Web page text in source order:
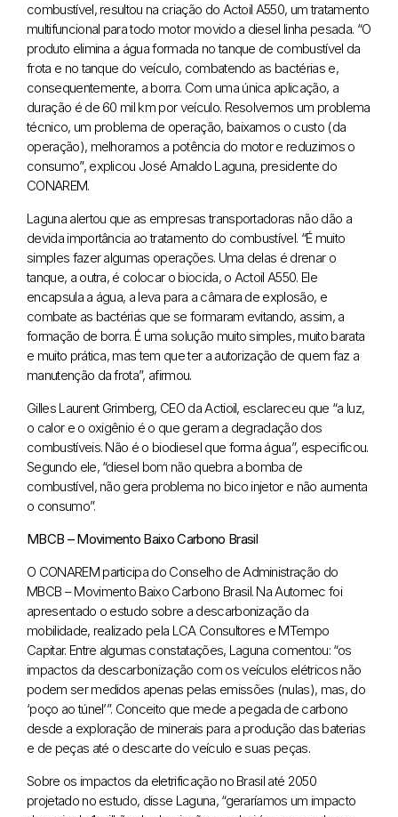
combustível, resultou na criação do Actoil A550, um tratamento
multifuncional para todo motor movido a diesel linha pesada. “O
produto elimina a água formada no tanque de combustível da
frota e no tanque do veículo, combatendo as bactérias e,
consequentemente, a borra. Com uma única aplicação, a
duração é de 60 mil km por veículo. Resolvemos um problema
técnico, um problema de operação, baixamos o custo (da
operação), melhoramos a potência do motor e reduzimos o
consumo”, explicou José Arnaldo Laguna, presidente do
CONAREM.
Laguna alertou que as empresas transportadoras não dão a
devida importância ao tratamento do combustível. “É muito
simples fazer algumas operações. Uma delas é drenar o
tanque, a outra, é colocar o biocida, o Actoil A550. Ele
encapsula a água, a leva para a câmara de explosão, e
combate as bactérias que se formaram evitando, assim, a
formação de borra. É uma solução muito simples, muito barata
e muito prática, mas tem que ter a autorização de quem faz a
manutenção da frota”, afirmou.
Gilles Laurent Grimberg, CEO da Actioil, esclareceu que “a luz,
o calor e o oxigênio é o que geram a degradação dos
combustíveis. Não é o biodiesel que forma água”, especificou.
Segundo ele, “diesel bom não quebra a bomba de
combustível, não gera problema no bico injetor e não aumenta
o consumo”.
MBCB – Movimento Baixo Carbono Brasil
O CONAREM participa do Conselho de Administração do
MBCB – Movimento Baixo Carbono Brasil. Na Automec foi
apresentado o estudo sobre a descarbonização da
mobilidade, realizado pela LCA Consultores e MTempo
Capitar. Entre algumas constatações, Laguna comentou: “os
impactos da descarbonização com os veículos elétricos não
podem ser medidos apenas pelas emissões (nulas), mas, do
‘poço ao túnel’”. Conceito que mede a pegada de carbono
desde a exploração de minerais para a produção das baterias
e de peças até o descarte do veículo e suas peças.
Sobre os impactos da eletrificação no Brasil até 2050
projetado no estudo, disse Laguna, “geraríamos um impacto